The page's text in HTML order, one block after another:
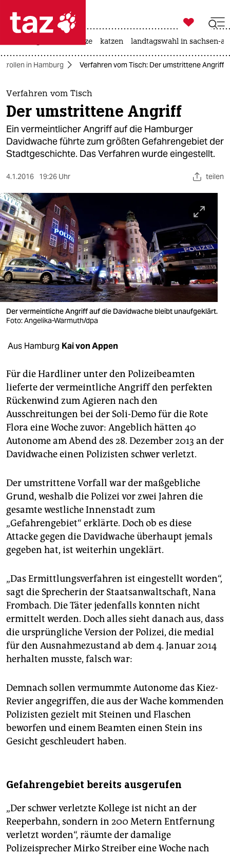
 taz zahl ich
taz zahl ich
themen
politik
öko
gesellschaft
sport
berlin
nord
wahrheit
verlag
verlag
veranstaltungen
fragen & hilfe
unterstützen
abo
genossenschaft

taz zahl ich
hitze katzen landtagswahl in sachsen-
in Hamburg Verfahren vom Tisch: Der umstrittene Angriff
Verfahren vom Tisch
Der umstrittene Angriff
Ein vermeintlicher Angriff auf die Hamburger
Davidwache führte zum größten Gefahrengebiet der
Stadtgeschichte. Das Verfahren wurde eingestellt.
4.1.2016 19:26 Uhr teilen
Der vermeintliche Angriff auf die Davidwache bleibt unaufgeklärt.
Foto: Angelika-Warmuth/dpa
Aus Hamburg Kai von Appen
Für die Hardliner unter den Polizeibeamten
lieferte der vermeintliche Angriff den perfekten
Rückenwind zum Agieren nach den
Ausschreitungen bei der Soli-Demo für die Rote
Flora eine Woche zuvor: Angeblich hätten 40
Autonome am Abend des 28. Dezember 2013 an der
Davidwache einen Polizisten schwer verletzt.
Der umstrittene Vorfall war der maßgebliche
Grund, weshalb die Polizei vor zwei Jahren die
gesamte westliche Innenstadt zum
„Gefahrengebiet“ erklärte. Doch ob es diese
Attacke gegen die Davidwache überhaupt jemals
gegeben hat, ist weiterhin ungeklärt.
„Das Ermittlungsverfahren ist eingestellt worden“,
sagt die Sprecherin der Staatsanwaltschaft, Nana
Frombach. Die Täter jedenfalls konnten nicht
ermittelt werden. Doch alles sieht danach aus, dass
die ursprüngliche Version der Polizei, die medial
für den Ausnahmezustand ab dem 4. Januar 2014
herhalten musste, falsch war:
Demnach sollen vermummte Autonome das Kiez-
Revier angegriffen, die aus der Wache kommenden
Polizisten gezielt mit Steinen und Flaschen
beworfen und einem Beamten einen Stein ins
Gesicht geschleudert haben.
Gefahrengebiet bereits ausgerufen
„Der schwer verletzte Kollege ist nicht an der
Reeperbahn, sondern in 200 Metern Entfernung
verletzt worden“, räumte der damalige
Polizeisprecher Mirko Streiber eine Woche nach